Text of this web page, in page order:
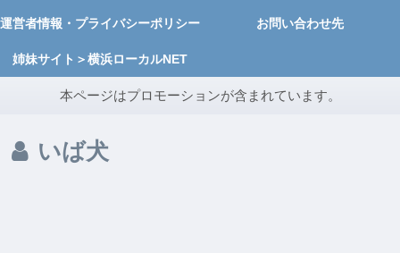
運営者情報・プライバシーポリシー お問い合わせ先
姉妹サイト＞横浜ローカルNET
本ページはプロモーションが含まれています。
いば犬